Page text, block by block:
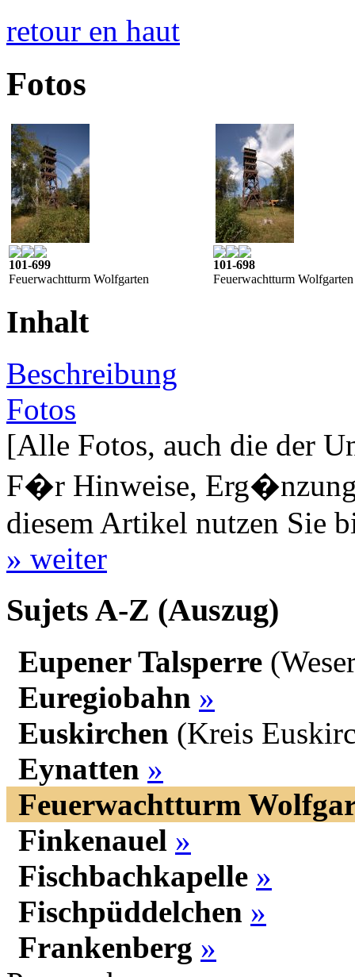
retour en haut
Fotos
101-699
Feuerwachtturm Wolfgarten
101-698
Feuerwachtturm Wolfgarten
Inhalt
Beschreibung
Fotos
[Alle Fotos, auch die der
F�r Hinweise,
diesem Artikel nutzen Sie
» weiter
Sujets A-Z (Auszug)
Eupener Talsperre
Euregiobahn »
Euskirchen (Kreis
Eynatten »
Feuerwachtturm
Finkenauel »
Fischbachkapelle »
Fischpüddelchen »
Frankenberg »